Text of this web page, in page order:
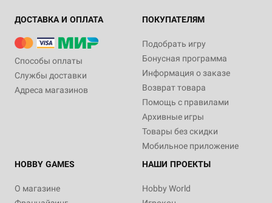
ДОСТАВКА И ОПЛАТА
Способы оплаты
Службы доставки
Адреса магазинов
ПОКУПАТЕЛЯМ
Подобрать игру
Бонусная программа
Информация о заказе
Возврат товара
Помощь с правилами
Архивные игры
Товары без скидки
Мобильное приложение
HOBBY GAMES
О магазине
НАШИ ПРОЕКТЫ
Hobby World